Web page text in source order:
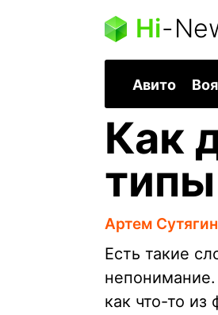
Hi-
Авито
Как
Артем Сутягин
Есть такие
непонимание.
как что-то из